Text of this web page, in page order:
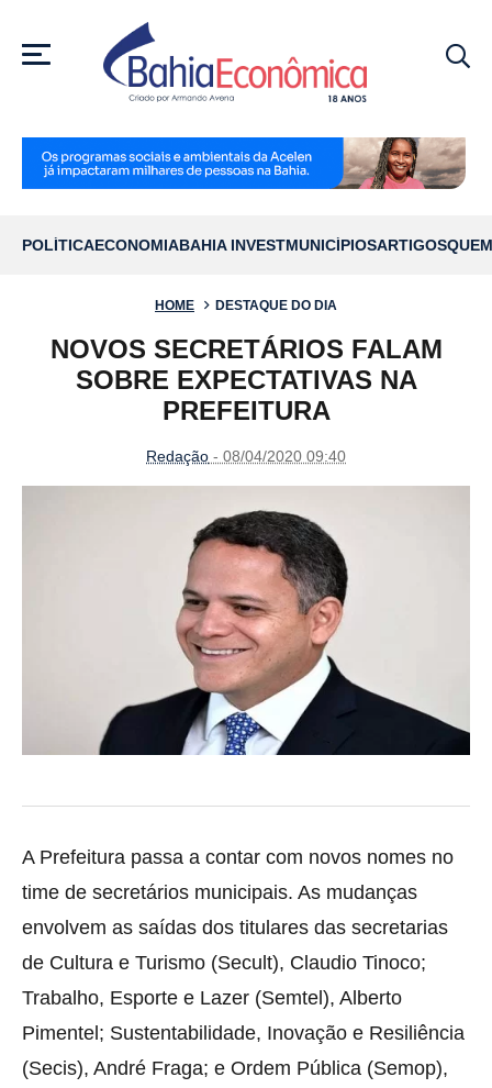
MENU
POLÍTICAECONOMIABAHIA INVESTMUNICÍPIOSARTIGOS
HOME DESTAQUE DO DIA
NOVOS SECRETÁRIOS FALAM
SOBRE EXPECTATIVAS NA
PREFEITURA
Redação - 08/04/2020 09:40
A Prefeitura passa a contar com novos nomes no
time de secretários municipais. As mudanças
envolvem as saídas dos titulares das secretarias
de Cultura e Turismo (Secult), Claudio Tinoco;
Trabalho, Esporte e Lazer (Semtel), Alberto
Pimentel; Sustentabilidade, Inovação e Resiliência
(Secis), André Fraga; e Ordem Pública (Semop),